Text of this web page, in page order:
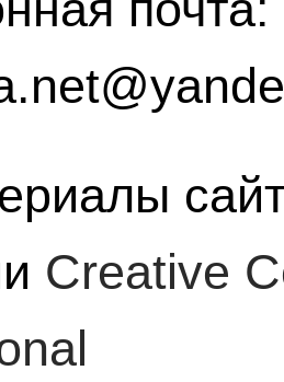
Creative